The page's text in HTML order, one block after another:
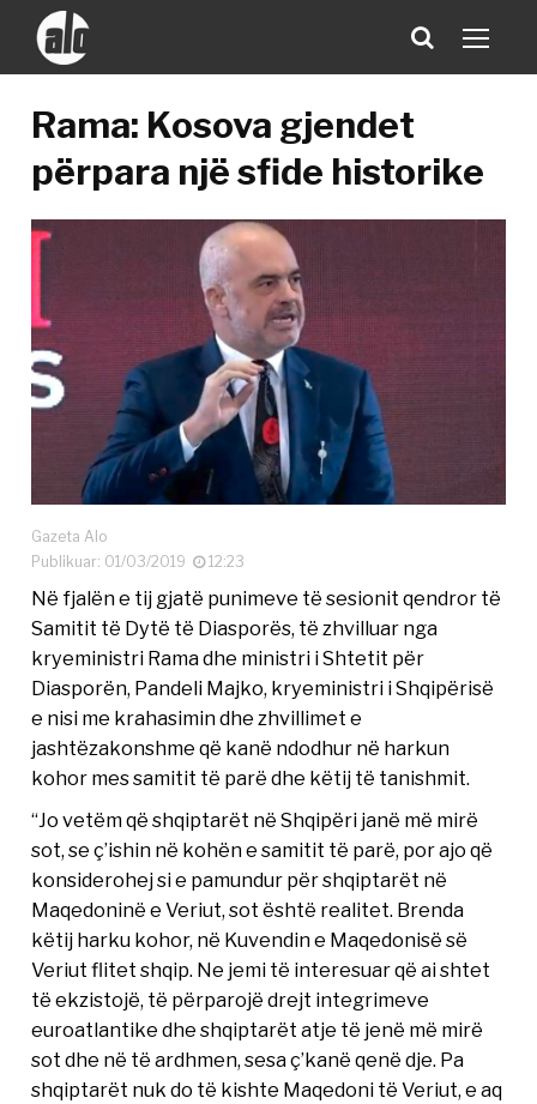
Rama: Kosova gjendet
përpara një sfide historike
Gazeta Alo
Publikuar: 01/03/2019
12:23
Në fjalën e tij gjatë punimeve të sesionit qendror të
Samitit të Dytë të Diasporës, të zhvilluar nga
kryeministri Rama dhe ministri i Shtetit për
Diasporën, Pandeli Majko, kryeministri i Shqipërisë
e nisi me krahasimin dhe zhvillimet e
jashtëzakonshme që kanë ndodhur në harkun
kohor mes samitit të parë dhe këtij të tanishmit.
“Jo vetëm që shqiptarët në Shqipëri janë më mirë
sot, se ç’ishin në kohën e samitit të parë, por ajo që
konsiderohej si e pamundur për shqiptarët në
Maqedoninë e Veriut, sot është realitet. Brenda
këtij harku kohor, në Kuvendin e Maqedonisë së
Veriut flitet shqip. Ne jemi të interesuar që ai shtet
të ekzistojë, të përparojë drejt integrimeve
euroatlantike dhe shqiptarët atje të jenë më mirë
sot dhe në të ardhmen, sesa ç’kanë qenë dje. Pa
shqiptarët nuk do të kishte Maqedoni të Veriut, e aq